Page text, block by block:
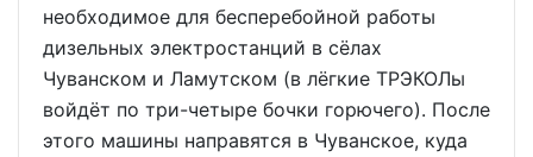
необходимое для бесперебойной работы
дизельных электростанций в сёлах
Чуванском и Ламутском (в лёгкие ТРЭКОЛы
войдёт по три-четыре бочки горючего). После
этого машины направятся в Чуванское, куда